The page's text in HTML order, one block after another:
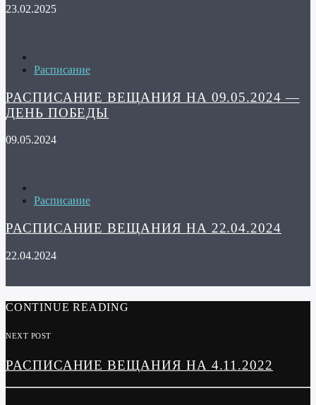
23.02.2025
Расписание
РАСПИСАНИЕ ВЕЩАНИЯ НА 09.05.2024 —
ДЕНЬ ПОБЕДЫ
09.05.2024
Расписание
РАСПИСАНИЕ ВЕЩАНИЯ НА 22.04.2024
22.04.2024
CONTINUE READING
NEXT POST
РАСПИСАНИЕ ВЕЩАНИЯ НА 4.11.2022